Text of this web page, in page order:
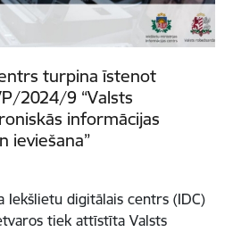
turpina īstenot
2024/9 “Valsts
informācijas
ieviešana”
Iekšlietu digitālais centrs (IDC)
tiek attīstīta Valsts